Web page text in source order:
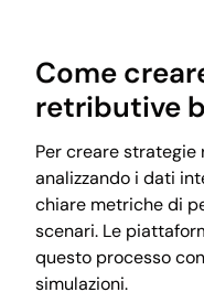
Come
retributive
Per creare
analizzando i dati
chiare metriche di
scenari. Le
questo processo
simulazioni.